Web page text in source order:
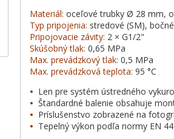
Materiál: oceľové trubky Ø 28 mm,
Typ pripojenia: stredové (SM),
Pripojovacie závity: 2 × G1/2"
Skúšobný tlak: 0,65 MPa
Max. prevádzkový tlak: 0,5 MPa
Max. prevádzková teplota: 95 °C
• Len pre systém ústredného
• Štandardné balenie obsahuje
• Príslušenstvo zobrazené na
• Tepelný výkon podľa normy EN